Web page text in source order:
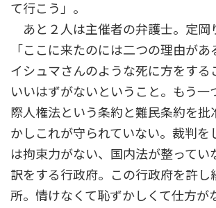
て行こう」。
あと２人は主催者の弁護士。定岡
「ここに来たのには二つの理由が
イシュマさんのような死に方をする
いいはずがないということ。もう一
際人権法という条約と難民条約を批
かしこれが守られていない。裁判を
は拘束力がない、国内法が整ってい
訳をする行政府。この行政府を許し
所。情けなくて恥ずかしくて仕方が